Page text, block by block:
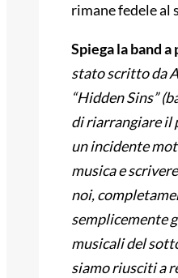
rimane fedele al
Spiega la band
stato scritto da
“Hidden Sins”
di riarrangiare il
un incidente
musica e
noi,
semplicemente
musicali del
siamo riusciti a